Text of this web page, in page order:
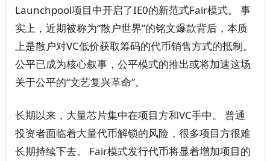
Launchpool项目中开启了IE0的新范式Fair模式。 事
实上，近期被称为“散户世界”的铭文爆款背后，本质
上是散户对VC低价获取筹码的代币销售方式的抵制。
公平已成为核心叙事，公平模式的推出或将加速这场
关于公平的“文艺复兴革命”。
长期以来，大量芯片集中在项目方和VC手中。 普通
投资者面临着大量代币解锁的风险，很多项目方很难
长期持续下去。 Fair模式发行代币将显着增加项目的